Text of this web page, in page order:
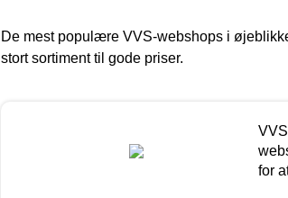
De mest populære VVS-webshops i
stort sortiment til gode priser.
for